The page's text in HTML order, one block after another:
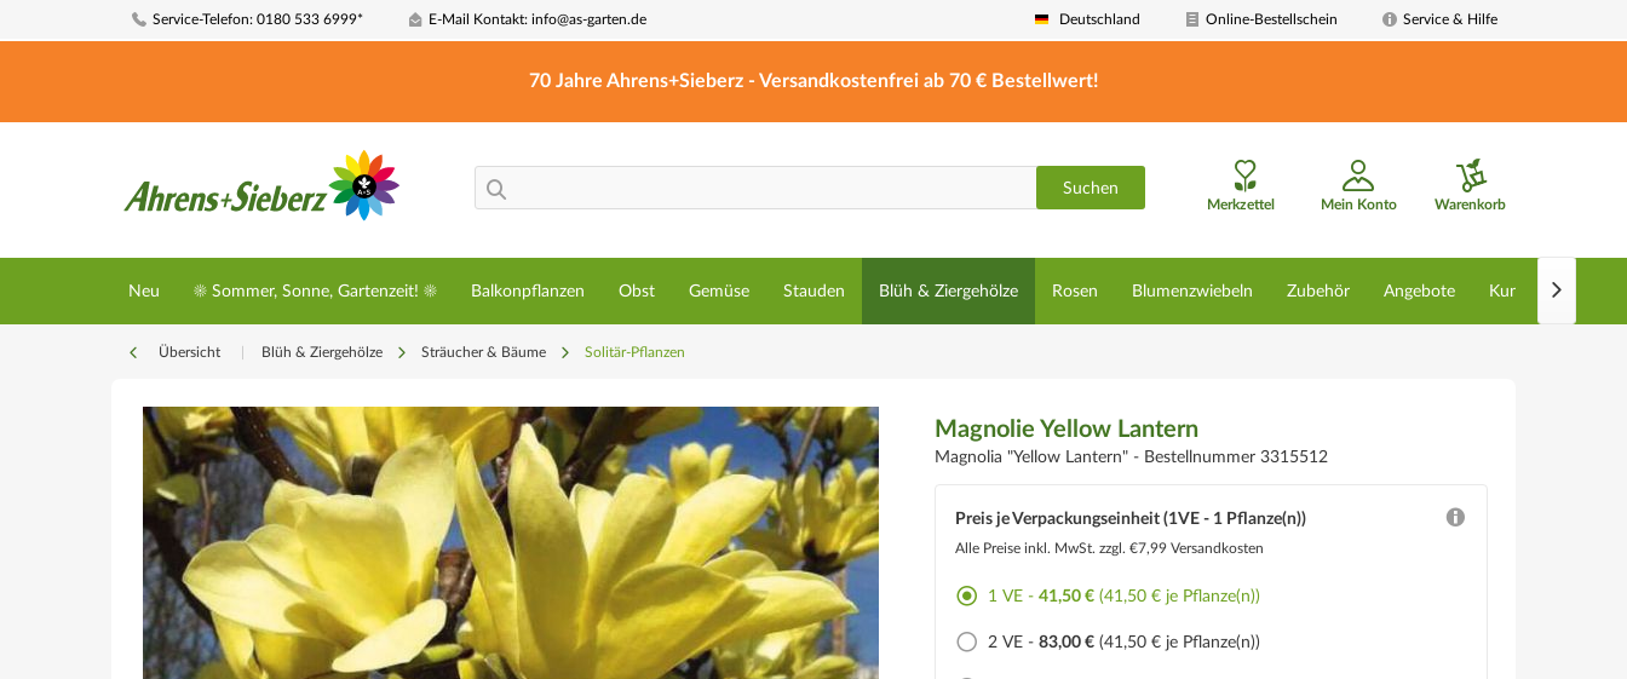
Service-Telefon: 0180 533 6999* E-Mail Kontakt: info@as-garten.de Deutschland Online-Bestellschein Service & Hilfe
70 Jahre Ahrens+Sieberz - Versandkostenfrei ab 70 € Bestellwert!
Suchen
Merkzettel Mein Konto Warenkorb
Neu ☀️ Sommer, Sonne, Gartenzeit! ☀️ Balkonpflanzen Obst Gemüse Stauden Blüh & Ziergehölze Rosen Blumenzwiebeln Zubehör Angebote Kunstpflanzen

Übersicht Blüh & Ziergehölze Sträucher & Bäume Solitär-Pflanzen
Magnolie Yellow Lantern
Magnolia "Yellow Lantern" - Bestellnummer 3315512
Preis je Verpackungseinheit (1VE - 1 Pflanze(n))
Alle Preise inkl. MwSt.zzgl. €7,99 Versandkosten
1 VE -41,50 € (41,50 € je Pflanze(n))
2 VE -83,00 € (41,50 € je Pflanze(n))